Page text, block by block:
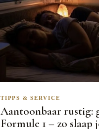
TIPPS & SERVICE
Aantoonbaar rustig:
Formule 1 – zo slaap